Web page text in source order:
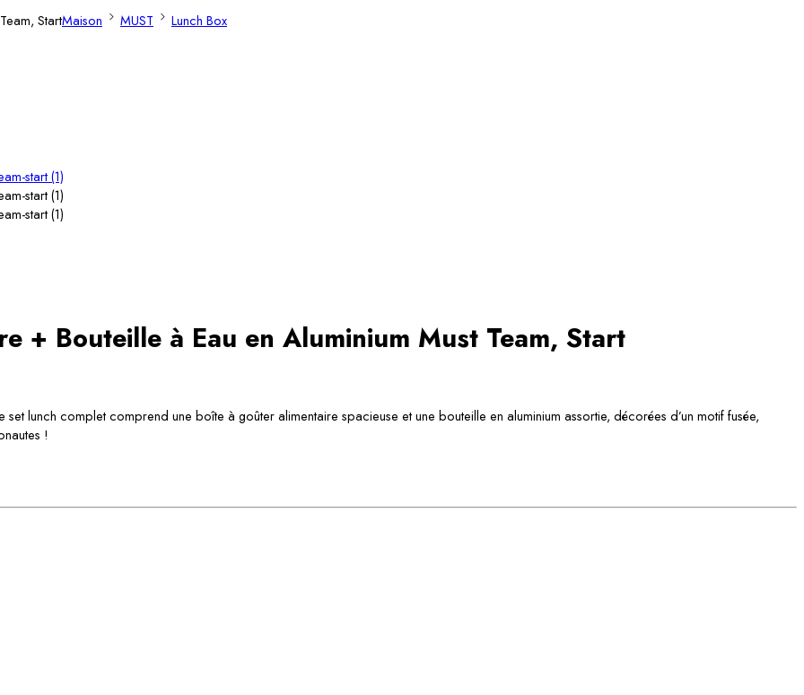
StartMaison MUST Lunch Box
+ Bouteille à Eau en Aluminium Must Team, Start
lunch complet comprend une boîte à goûter alimentaire spacieuse et une bouteille en aluminium assortie, décorées d’un motif fusée,
!